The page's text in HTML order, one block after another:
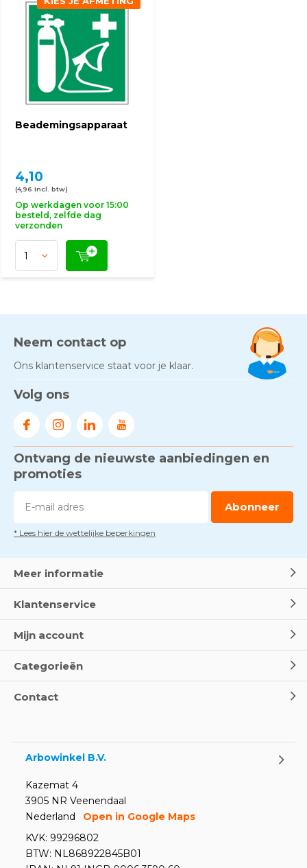
Beademingsapparaat
4,10
(4,96 Incl. btw)
Op werkdagen voor 15:00
besteld, zelfde dag
verzonden
Neem contact op
Ons klantenservice staat voor je klaar.
Volg ons
Ontvang de nieuwste aanbiedingen en
promoties
Abonneer
* Lees hier de wettelijke beperkingen
Meer informatie
Klantenservice
Mijn account
Categorieën
Contact
Arbowinkel B.V.
Kazemat 4
3905 NR Veenendaal
Nederland
Open in Google Maps
KVK: 99296802
BTW: NL868922845B01